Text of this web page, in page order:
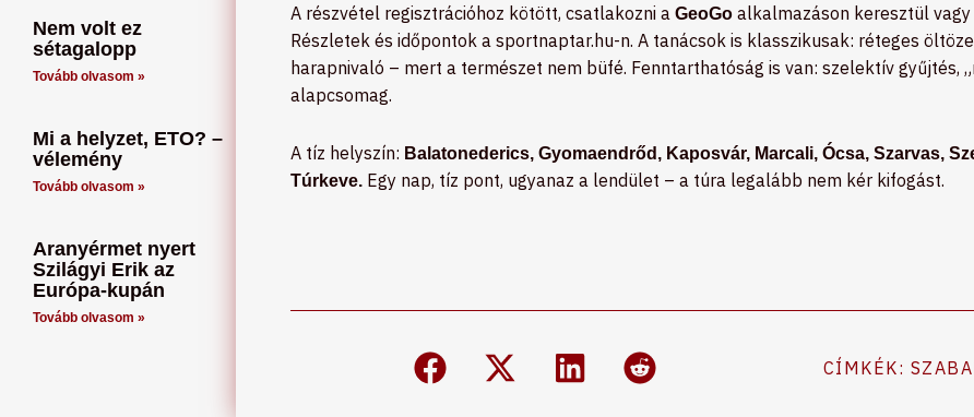
Nem volt ez
sétagalopp
Tovább olvasom »
Mi a helyzet, ETO? –
vélemény
Tovább olvasom »
Aranyérmet nyert
Szilágyi Erik az
Európa-kupán
Tovább olvasom »
A részvétel regisztrációhoz kötött, csatlakozni a GeoGoalkalmazáson keresztül
Részletek és időpontok a sportnaptar.hu-n. A tanácsok is klasszikusak: réteges
harapnivaló – mert a természet nem büfé. Fenntarthatóság is van: szelektív gyűjtés,
alapcsomag.
A tíz helyszín: Balatonederics, Gyomaendrőd, Kaposvár, Marcali, Ócsa, Szarvas,
Túrkeve.Egy nap, tíz pont, ugyanaz a lendület – a túra legalább nem kér kifogást.
CÍMKÉK: